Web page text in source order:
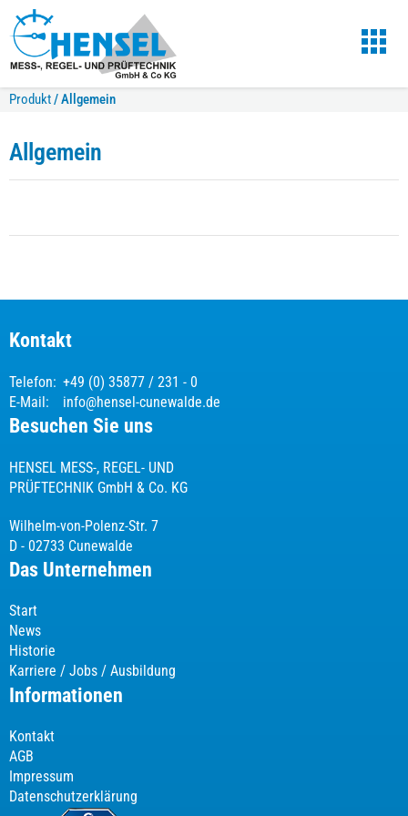
Produkt/Allgemein
Allgemein
Kontakt
Telefon: +49 (0) 35877 / 231 - 0
E-Mail:
info@hensel-cunewalde.de
Besuchen Sie uns
HENSEL MESS-, REGEL- UND
PRÜFTECHNIK GmbH & Co. KG
Wilhelm-von-Polenz-Str. 7
D - 02733 Cunewalde
Das Unternehmen
Start
News
Historie
Karriere / Jobs / Ausbildung
Informationen
Kontakt
AGB
Impressum
Datenschutzerklärung